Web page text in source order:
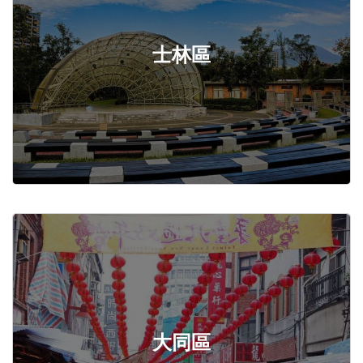
士林區
大同區